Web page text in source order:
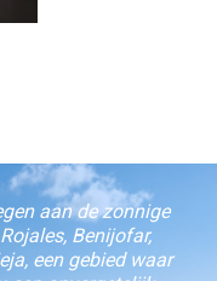
aan de zonnige
Benijofar,
een gebied waar